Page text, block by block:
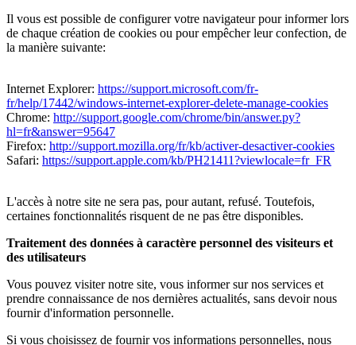
Il vous est possible de configurer votre navigateur pour informer lors
de chaque création de cookies ou pour empêcher leur confection, de
la manière suivante:
Internet Explorer: https://support.microsoft.com/fr-
fr/help/17442/windows-internet-explorer-delete-manage-cookies
Chrome: http://support.google.com/chrome/bin/answer.py?
hl=fr&answer=95647
Firefox: http://support.mozilla.org/fr/kb/activer-desactiver-cookies
Safari: https://support.apple.com/kb/PH21411?viewlocale=fr_FR
L'accès à notre site ne sera pas, pour autant, refusé. Toutefois,
certaines fonctionnalités risquent de ne pas être disponibles.
Traitement des données à caractère personnel des visiteurs et
des utilisateurs
Vous pouvez visiter notre site, vous informer sur nos services et
prendre connaissance de nos dernières actualités, sans devoir nous
fournir d'information personnelle.
Si vous choisissez de fournir vos informations personnelles, nous